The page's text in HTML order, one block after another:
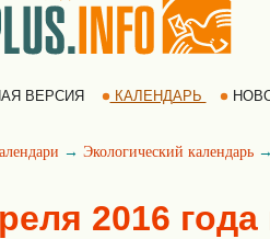
ВЕРСИЯ КАЛЕНДАРЬ
→ Экологический календарь →
2016